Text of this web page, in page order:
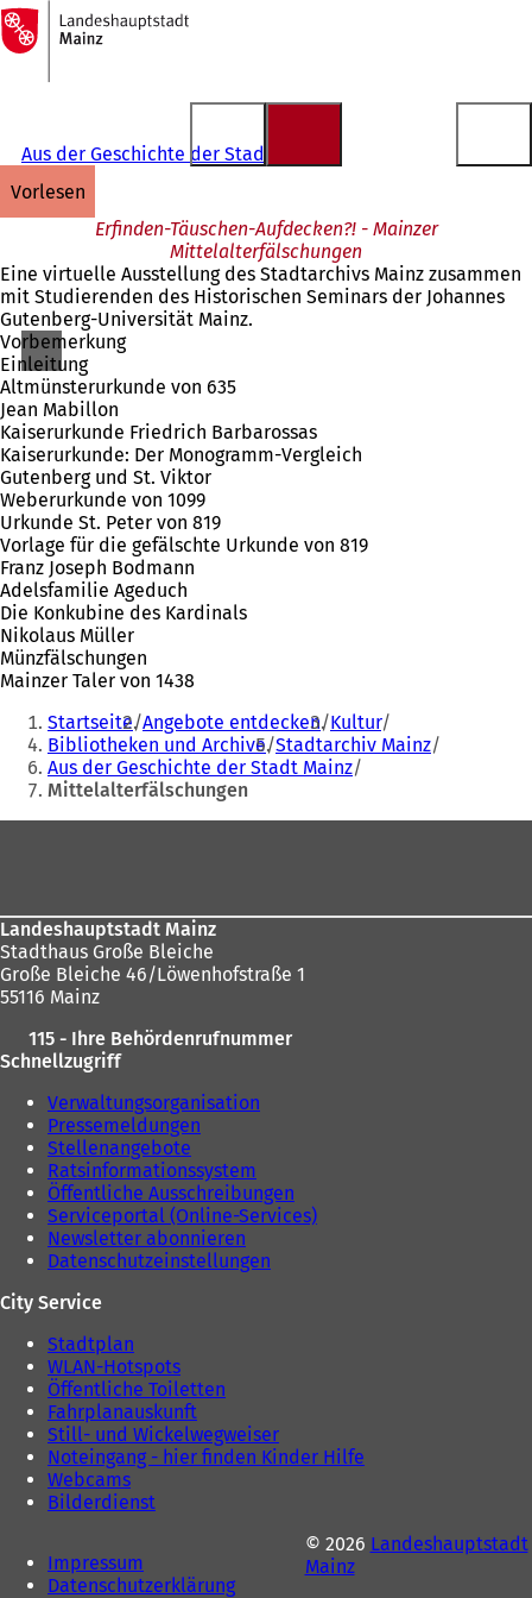
Inhalt anspringen
Zur
Startseite
Aus der Geschichte der Stadt Mainz
vorlesen
Erfinden-Täuschen-Aufdecken?! - Mainzer
Mittelalterfälschungen
Eine virtuelle Ausstellung des Stadtarchivs Mainz zusammen
mit Studierenden des Historischen Seminars der Johannes
Gutenberg-Universität Mainz.
Vorbemerkung
Einleitung
Altmünsterurkunde von 635
Jean Mabillon
Kaiserurkunde Friedrich Barbarossas
Kaiserurkunde: Der Monogramm-Vergleich
Gutenberg und St. Viktor
Weberurkunde von 1099
Urkunde St. Peter von 819
Vorlage für die gefälschte Urkunde von 819
Franz Joseph Bodmann
Adelsfamilie Ageduch
Die Konkubine des Kardinals
Nikolaus Müller
Münzfälschungen
Mainzer Taler von 1438
Sie
befinden
sich
hier:
Startseite Angebote entdecken Kultur
Bibliotheken und Archive Stadtarchiv Mainz
Aus der Geschichte der Stadt Mainz
Mittelalterfälschungen
Landeshauptstadt Mainz
Stadthaus Große Bleiche
Große Bleiche 46/Löwenhofstraße 1
55116 Mainz
115 - Ihre Behördenrufnummer
Schnellzugriff
Verwaltungsorganisation
Pressemeldungen
Stellenangebote
Ratsinformationssystem
Öffentliche Ausschreibungen
Serviceportal (Online-Services)
Newsletter abonnieren
Datenschutzeinstellungen
City Service
Stadtplan
WLAN-Hotspots
Öffentliche Toiletten
Fahrplanauskunft
Still- und Wickelwegweiser
Noteingang - hier finden Kinder Hilfe
Webcams
Bilderdienst
Impressum
Datenschutzerklärung
© 2026 Landeshauptstadt
Mainz